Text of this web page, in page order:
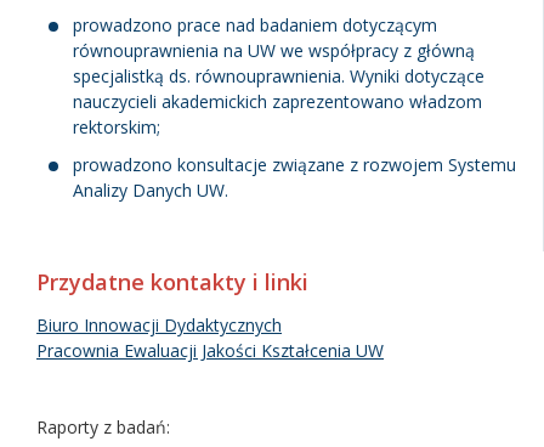
prowadzono prace nad badaniem dotyczącym
równouprawnienia na UW we współpracy z główną
specjalistką ds. równouprawnienia. Wyniki dotyczące
nauczycieli akademickich zaprezentowano władzom
rektorskim;
prowadzono konsultacje związane z rozwojem Systemu
Analizy Danych UW.
Przydatne kontakty i linki
Biuro Innowacji Dydaktycznych
Pracownia Ewaluacji Jakości Kształcenia UW
Raporty z badań: